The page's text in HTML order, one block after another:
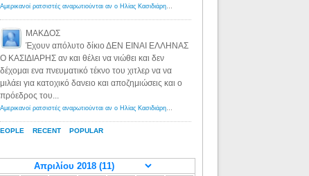
RECENT POPULAR
Αμερικανοί ρατσιστές αναρωτιούνται αν ο Ηλίας Κασιδιάρης ανήκει στη λευκή φυλή... - Λόγιος Ερμής
ΜΑΚΔΟΣ
Έχουν απόλυτο δίκιο ΔΕΝ ΕΙΝΑΙ ΕΛΛΗΝΑΣ
Ο ΚΑΣΙΔΙΑΡΗΣ αν και θέλει να νιώθει και δεν
δέχομαι ενα πνευματικό τέκνο του χιτλερ να να
μιλάει για κατοχικό δανειο και αποζημιώσεις και ο
πρόεδρος του...
Αμερικανοί ρατσιστές αναρωτιούνται αν ο Ηλίας Κασιδιάρης ανήκει στη λευκή φυλή... - Λόγιος Ερμής